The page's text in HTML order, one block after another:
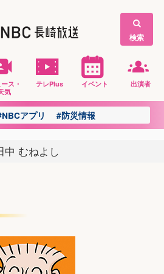
検索
ス・
気
テレPlus イベント 出演者
アプリ #防災情報
中 むねよし